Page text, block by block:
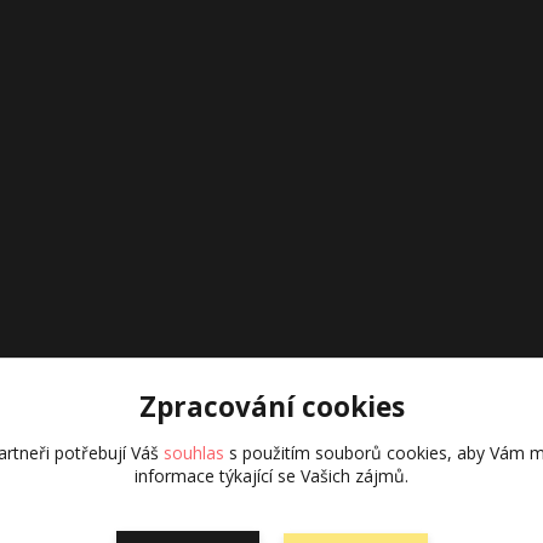
Zpracování cookies
potřebují Váš souhlas s použitím souborů cookies, aby Vám
informace týkající se Vašich zájmů.